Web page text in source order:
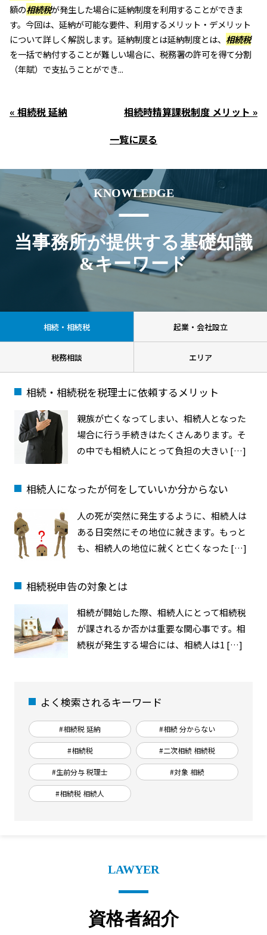
額の相続税が発生した場合に延納制度を利用することができま
す。今回は、延納が可能な要件、利用するメリット・デメリット
について詳しく解説します。延納制度とは延納制度とは、 相続税
を一括で納付することが難しい場合に、税務署の許可を得て分割
（年賦）で支払うことができ...
« 相続税 延納
相続時精算課税制度 メリット »
一覧に戻る
KNOWLEDGE
当事務所が提供する基礎知識
&キーワード
相続・相続税 起業・会社設立
税務相談 エリア
相続・相続税を税理士に依頼するメリット
親族が亡くなってしまい、相続人となった
場合に行う手続きはたくさんあります。そ
の中でも相続人にとって負担の大きい […]
相続人になったが何をしていいか分からない
人の死が突然に発生するように、相続人は
ある日突然にその地位に就きます。もっと
も、相続人の地位に就くと亡くなった […]
相続税申告の対象とは
相続が開始した際、相続人にとって相続税
が課されるか否かは重要な関心事です。相
続税が発生する場合には、相続人は1 […]
よく検索されるキーワード
#相続税 延納 #相続 分からない
#相続税 #二次相続 相続税
#生前分与 税理士 #対象 相続
#相続税 相続人
LAWYER
資格者紹介